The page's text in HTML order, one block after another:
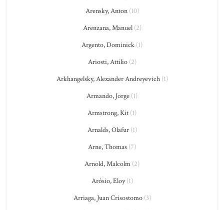
Arensky, Anton(10)
Arenzana, Manuel(2)
Argento, Dominick (1)
Ariosti, Attilio(2)
Arkhangelsky, Alexander Andreyevich(1)
Armando, Jorge (1)
Armstrong, Kit (1)
Arnalds, Olafur(1)
Arne, Thomas (7)
Arnold, Malcolm (2)
Arósio, Eloy(1)
Arriaga, Juan Crisostomo(3)